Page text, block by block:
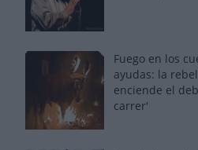
Fuego en los
ayudas: la
enciende el
carrer'